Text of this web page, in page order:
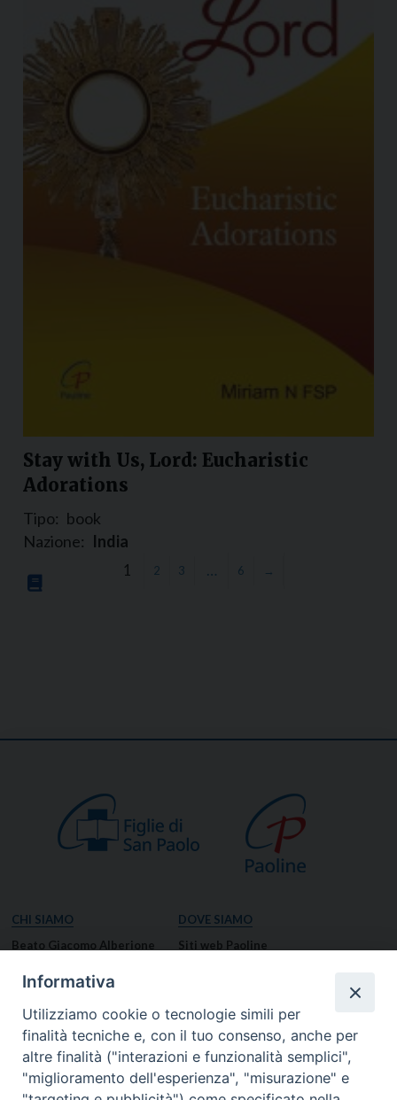
Stay with Us, Lord: Eucharistic
Adorations
Tipo: book
Nazione: India
1 2 3 … 6 →
CHI SIAMO
Beato Giacomo Alberione
Missione Paolina
Luoghi delle Origini
Governo Generale
DOVE SIAMO
Siti web Paoline
Notizie dal governo generale
Notizie in breve
RISORSE
Informativa
Utilizziamo cookie o tecnologie simili per
finalità tecniche e, con il tuo consenso, anche per
altre finalità ("interazioni e funzionalità semplici",
"miglioramento dell'esperienza", "misurazione" e